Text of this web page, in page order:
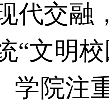
代交融
“文明
学院注